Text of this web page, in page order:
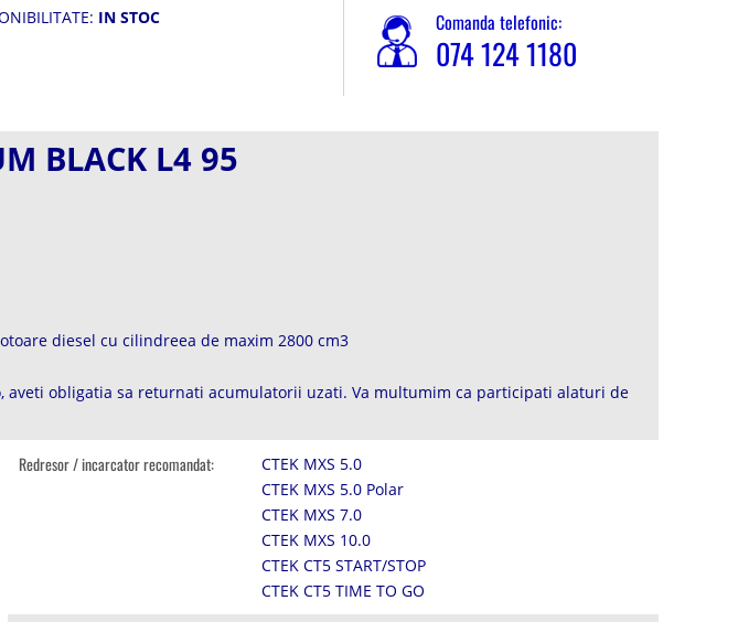
IN STOC Comanda telefonic:
074 124 1180
BLACK L4 95
diesel cu cilindreea de maxim 2800 cm3
aveti obligatia sa returnati acumulatorii uzati. Va multumim ca participati alaturi de
Redresor / incarcator recomandat:
CTEK MXS 5.0
CTEK MXS 5.0 Polar
CTEK MXS 7.0
CTEK MXS 10.0
CTEK CT5 START/STOP
CTEK CT5 TIME TO GO